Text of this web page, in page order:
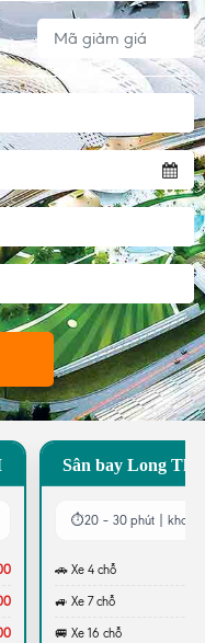
Sân bay Long
⏱20 – 30 phút |
🚗 Xe 4 chỗ
🚙 Xe 7 chỗ
🚐 Xe 16 chỗ